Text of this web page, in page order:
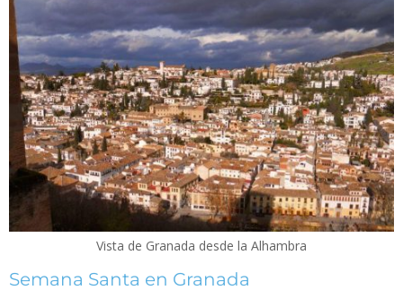
Vista de Granada desde la Alhambra
Semana Santa en Granada